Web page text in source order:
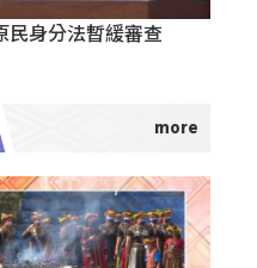
民身分法暫緩審查